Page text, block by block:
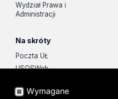
Wydział Prawa i
Administracji
Na skróty
Poczta UŁ
USOSWeb
Baza Aktów Własnych
Wymagane